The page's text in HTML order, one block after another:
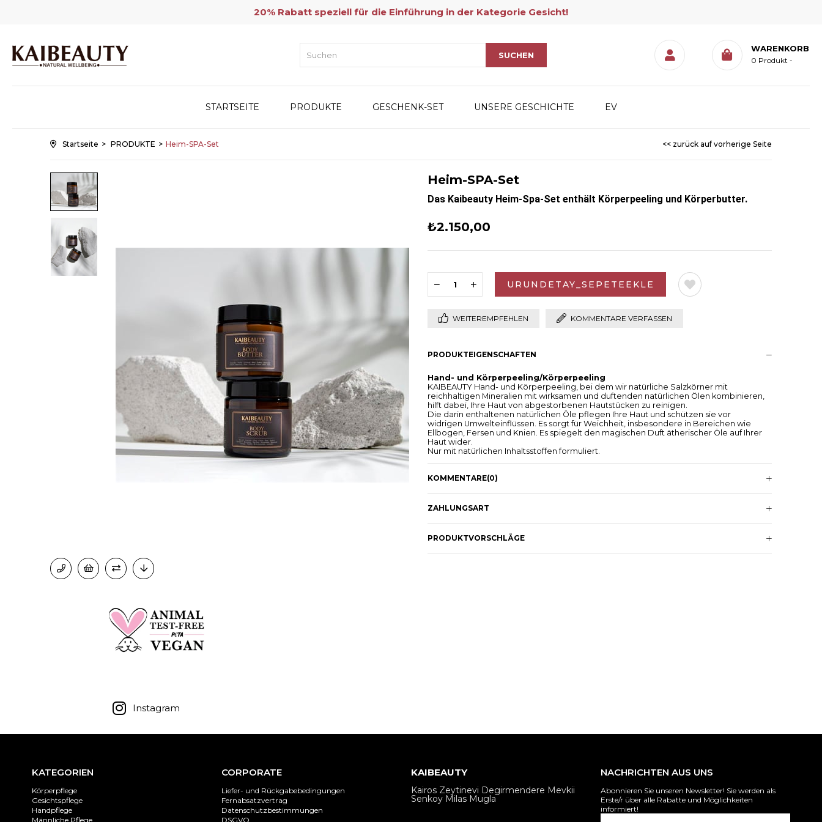
20% Rabatt speziell für die Einführung in der Kategorie Gesicht!
WARENKORB
0 Produkt
STARTSEITE PRODUKTE GESCHENK-SET UNSERE GESCHICHTE EV
Startseite PRODUKTE Heim-SPA-Set << zurück auf vorherige Seite
Heim-SPA-Set
Das Kaibeauty Heim-Spa-Set enthält Körperpeeling und Körperbutter.
₺2.150,00
WEITEREMPFEHLEN KOMMENTARE VERFASSEN
PRODUKTEIGENSCHAFTEN
Hand- und Körperpeeling/Körperpeeling
KAIBEAUTY Hand- und Körperpeeling, bei dem wir natürliche Salzkörner mit
reichhaltigen Mineralien mit wirksamen und duftenden natürlichen Ölen kombinieren,
hilft dabei, Ihre Haut von abgestorbenen Hautstücken zu reinigen.
Die darin enthaltenen natürlichen Öle pflegen Ihre Haut und schützen sie vor
widrigen Umwelteinflüssen. Es sorgt für Weichheit, insbesondere in Bereichen wie
Ellbogen, Fersen und Knien. Es spiegelt den magischen Duft ätherischer Öle auf Ihrer
Haut wider.
Nur mit natürlichen Inhaltsstoffen formuliert.
KAIBEAUTY Feuchtigkeitsspendendes festes Körperbutter, die so formuliert ist, dass
bei Berührung mit der Haut schmilzt. Die feuchtigkeitsspendende Körperbutter
ihrer regenerierenden und feuchtigkeitsspendenden Wirkung auch durch ihren
herrlichen Duft.
Nur mit natürlichen Inhaltsstoffen formuliert.
100 ml
KOMMENTARE(0)
ZAHLUNGSART
PRODUKTVORSCHLÄGE
Instagram
KATEGORIEN
Körperpflege
Gesichtspflege
Handpflege
Männliche Pflege
CORPORATE
Liefer- und Rückgabebedingungen
Fernabsatzvertrag
Datenschutzbestimmungen
DSGVO
KAIBEAUTY
Kairos Zeytinevi Degirmendere Mevkii
Senkoy Milas Mugla
NACHRICHTEN AUS UNS
Abonnieren Sie unseren Newsletter! Sie werden als
Erste/r über alle Rabatte und Möglichkeiten
informiert!